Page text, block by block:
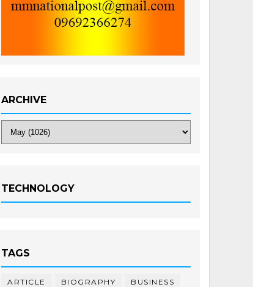
ARCHIVE
TECHNOLOGY
TAGS
ARTICLE BIOGRAPHY BUSINESS